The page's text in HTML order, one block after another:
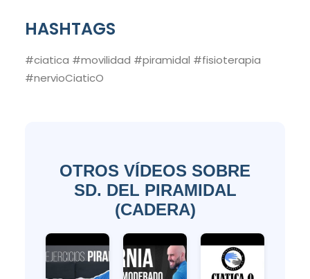
HASHTAGS
#ciatica #movilidad #piramidal #fisioterapia
#nervioCiaticO
OTROS VÍDEOS SOBRE
SD. DEL PIRAMIDAL
(CADERA)